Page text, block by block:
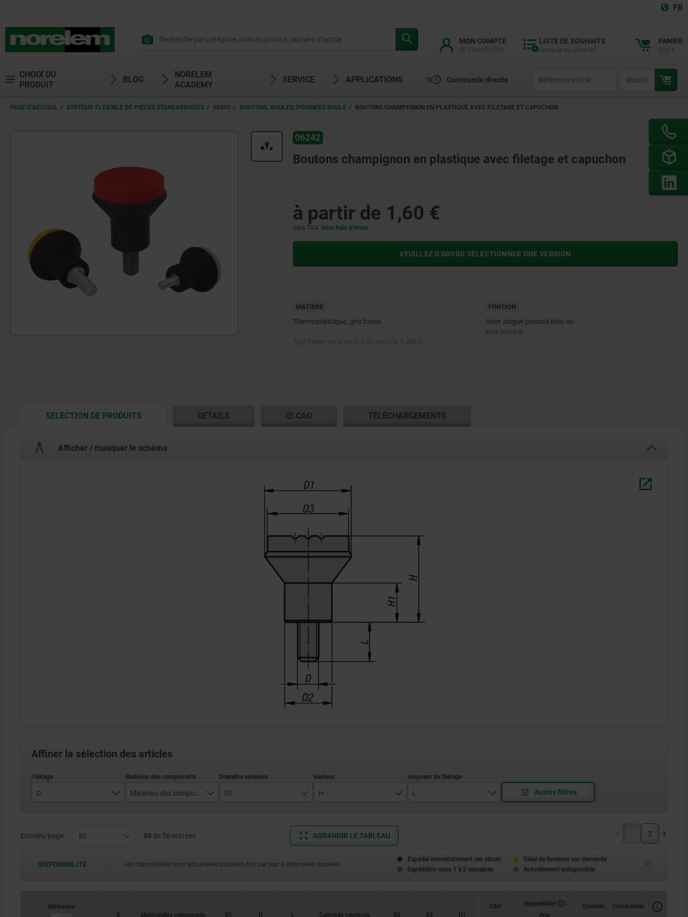
FR
MON COMPTE LISTE DE SOUHAITS PANIER
CHOIX DU
PRODUIT
BLOG
NORELEM
ACADEMY
SERVICE APPLICATIONS Commande directe
PAGE D’ACCUEIL SYSTÈME FLEXIBLE DE PIÈCES STANDARDISÉES 06000 BOUTONS, BOULES, POIGNÉES BOULE BOUTONS CHAMPIGNON EN PLASTIQUE AVEC FILETAGE ET CAPUCHON
06242
Boutons champignon en plastique avec filetage et capuchon
à partir de 1,60 €
hors TVA hors frais d’envoi
VEUILLEZ D’ABORD SÉLECTIONNER UNE VERSION
MATIÈRE
Thermoplastique, gris foncé.
FINITION
Acier zingué passivé bleu ou
inox naturel.
SÉLECTION DE PRODUITSCURRENT
DÉTAILS CAO TÉLÉCHARGEMENTS
Afficher / masquer le schéma
Affiner la sélection des articles
D
M5 acier inoxydable
D1 H
25
L
Entrées/page 50 de 56 entrées AGRANDIR LE TABLEAU 1 2
DISPONIBILITÉ Les disponibilités sont actualisées plusieurs fois par jour à intervalles réguliers.
Expédié immédiatement (en stock)
Délai de livraison sur demande
Expédition sous 1 à 2 semaines
Actuellement indisponible
Référence
D
Matériau des composants D1 H L Coloris du couvercle D2 D3 H1
CAO
Disponibilité
Prix
Quantité Commander